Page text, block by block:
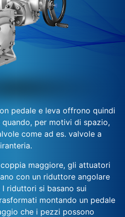
pedale e leva offrono quindi
per motivi di spazio,
come ad es. valvole a
maggiore, gli attuatori
con un riduttore angolare
riduttori si basano sui
montando un pedale
che i pezzi possono